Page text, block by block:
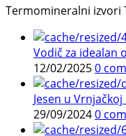
Termomineralni izvori
Vodič za idealan
12/02/20250
Jesen u
29/09/20240